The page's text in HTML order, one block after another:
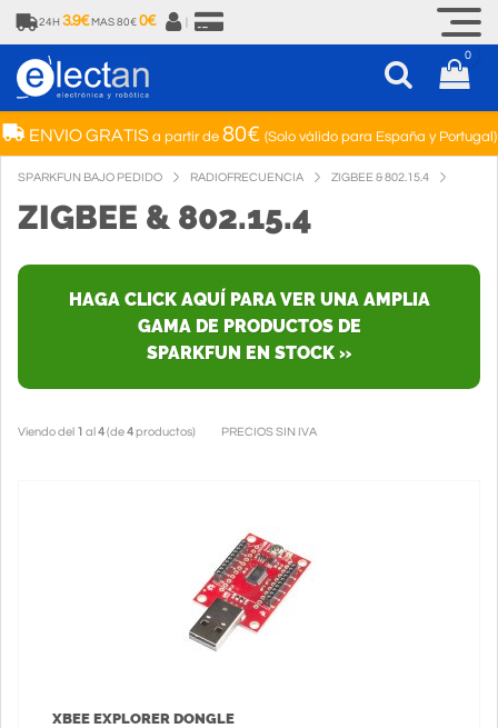
24H 3.9€ MAS 80€ 0€
0
ENVIO GRATISa partir de 80€ (Solo válido para España y Portugal)
SPARKFUN BAJO PEDIDO RADIOFRECUENCIA ZIGBEE & 802.15.4
ZIGBEE & 802.15.4
HAGA CLICK AQUÍ PARA VER UNA AMPLIA
GAMA DE PRODUCTOS DE
SPARKFUN EN STOCK »
Viendo del 1 al 4(de4productos) PRECIOS SIN IVA
XBEE EXPLORER DONGLE